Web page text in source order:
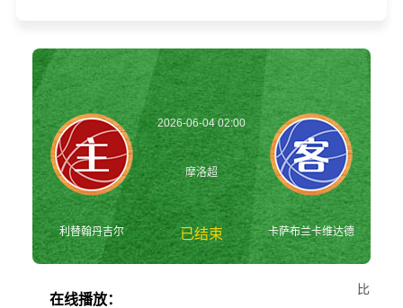
利替翰丹吉尔
2026-06-04 02:00
摩洛超
已结束 卡萨布兰卡维达德
在线播放：
比